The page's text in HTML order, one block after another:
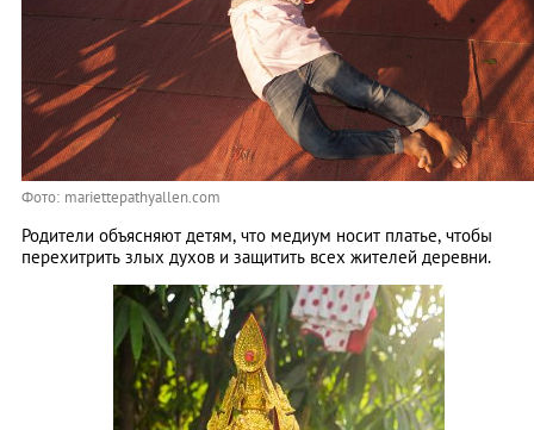
Фото: mariettepathyallen.com
Родители объясняют детям, что медиум носит платье, чтобы
перехитрить злых духов и защитить всех жителей деревни.